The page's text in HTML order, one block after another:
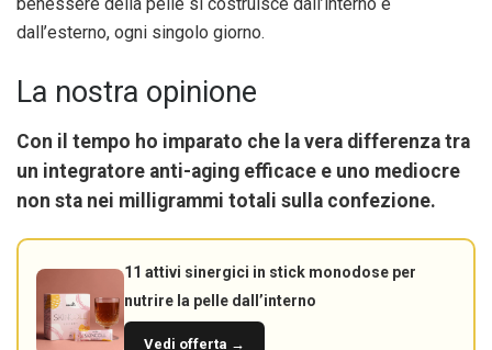
dall’esterno, ogni singolo giorno.
La nostra opinione
Con il tempo ho imparato che la vera differenza tra
un integratore anti-aging efficace e uno mediocre
non sta nei milligrammi totali sulla confezione.
11 attivi sinergici in stick monodose per
nutrire la pelle dall’interno
Vedi offerta →